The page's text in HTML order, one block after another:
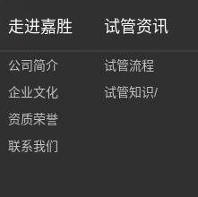
走进嘉胜
公司简介
企业文化
资质荣誉
联系我们
试管资讯
试管流程
试管知识/